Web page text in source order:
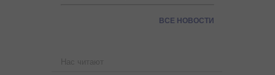
ВСЕ НОВОСТИ
Нас читают